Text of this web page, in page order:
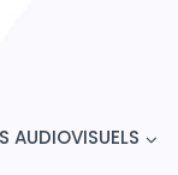
AUDIOVISUELS